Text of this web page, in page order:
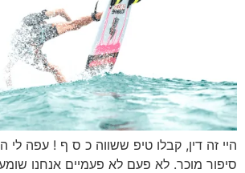
סיפור מוכר. לא פעם לא פעמיים אנחנו